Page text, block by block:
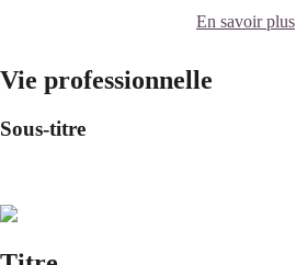
En savoir plus
Vie professionnelle
Sous-titre